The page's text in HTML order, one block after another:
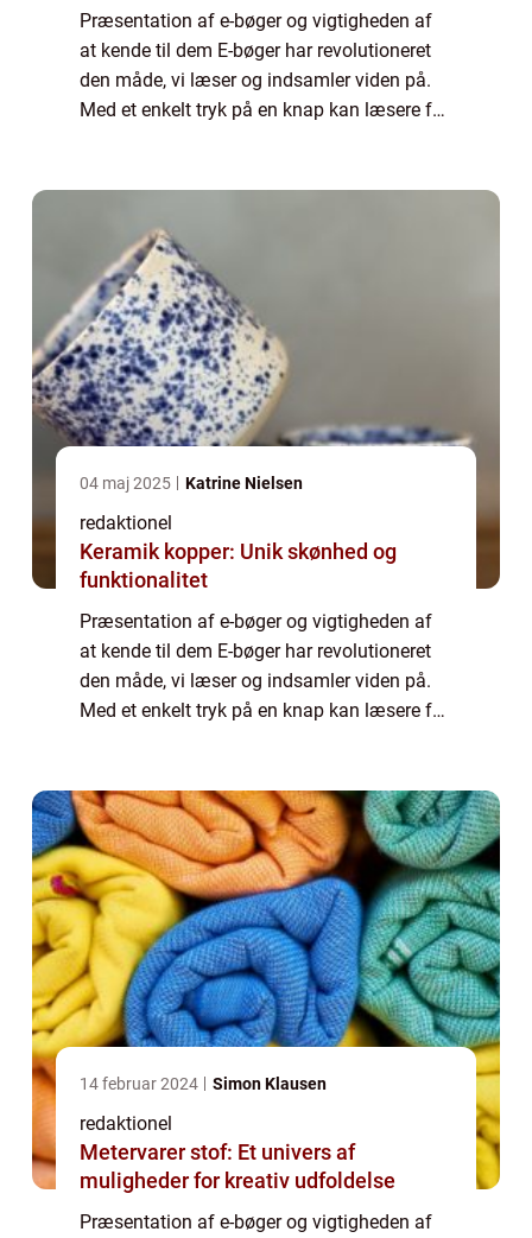
Præsentation af e-bøger og vigtigheden af
at kende til dem E-bøger har revolutioneret
den måde, vi læser og indsamler viden på.
Med et enkelt tryk på en knap kan læsere få
04 maj 2025 Katrine Nielsen
redaktionel
Keramik kopper: Unik skønhed og
funktionalitet
Præsentation af e-bøger og vigtigheden af
at kende til dem E-bøger har revolutioneret
den måde, vi læser og indsamler viden på.
Med et enkelt tryk på en knap kan læsere få
14 februar 2024 Simon Klausen
redaktionel
Metervarer stof: Et univers af
muligheder for kreativ udfoldelse
Præsentation af e-bøger og vigtigheden af